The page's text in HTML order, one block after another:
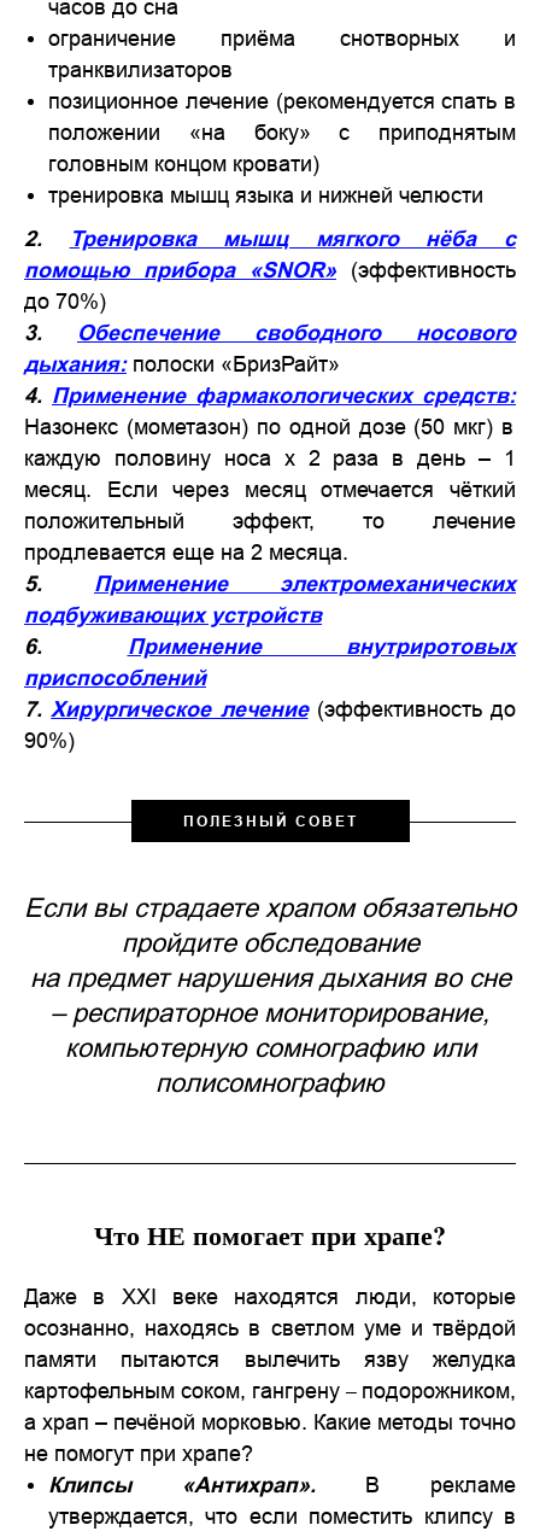
часов до сна
ограничение приёма снотворных и
транквилизаторов
позиционное лечение (рекомендуется спать в
положении «на боку» с приподнятым
головным концом кровати)
тренировка мышц языка и нижней челюсти
2.
Тренировка мышц мягкого нёба с
помощью прибора «SNOR»
(эффективность
до 70%)
3. Обеспечение свободного носового
дыхания: полоски «БризРайт»
4. Применение фармакологических средств:
Назонекс (мометазон) по одной дозе (50 мкг) в
каждую половину носа х 2 раза в день – 1
месяц. Если через месяц отмечается чёткий
положительный эффект, то лечение
продлевается еще на 2 месяца.
5. Применение электромеханических
подбуживающих устройств
6. Применение внутриротовых
приспособлений
7. Хирургическое лечение (эффективность до
90%)
ПОЛЕЗНЫЙ СОВЕТ
Если вы страдаете храпом обязательно
пройдите обследование
на предмет нарушения дыхания во сне
– респираторное мониторирование,
компьютерную сомнографию или
полисомнографию
Что НЕ помогает при храпе?
Даже в XXI веке находятся люди, которые
осознанно, находясь в светлом уме и твёрдой
памяти пытаются вылечить язву желудка
картофельным соком, гангрену – подорожником,
а храп – печёной морковью. Какие методы точно
не помогут при храпе?
Клипсы «Антихрап».В рекламе
утверждается, что если поместить клипсу в